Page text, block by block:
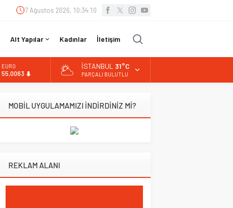
7 Ağustos 2026, 10:34:10
Alt Yapılar Kadınlar İletişim
EURO
55,0063
BİST
İSTANBUL 31°C
PARÇALI BULUTLU
MOBİL UYGULAMAMIZI İNDİRDİNİZ Mİ?
REKLAM ALANI